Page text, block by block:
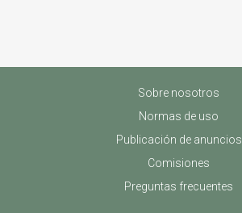
Sobre nosotros
Normas de uso
Publicación de anuncios
Comisiones
Preguntas frecuentes